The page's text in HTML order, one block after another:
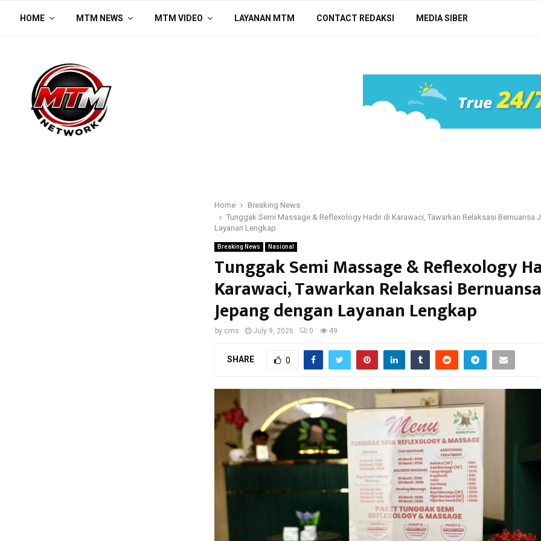
HOME MTM NEWS MTM VIDEO LAYANAN MTM CONTACT REDAKSI MEDIA SIBER
Home
Breaking News
Tunggak Semi Massage & Reflexology Hadir di Karawaci, Tawarkan Relaksasi Bernuansa
Layanan Lengkap
Breaking News Nasional
Tunggak Semi Massage & Reflexology
Karawaci, Tawarkan Relaksasi Bernuansa
Jepang dengan Layanan Lengkap
by cms July 9, 2026 0 49
SHARE 0